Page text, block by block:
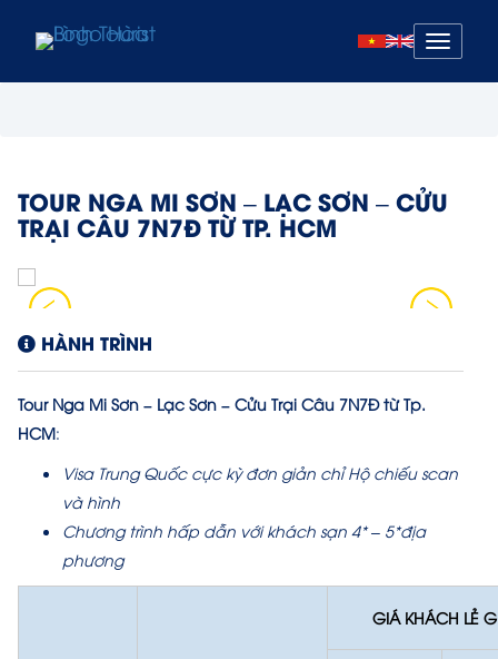
Mở
menu
TOUR NGA MI SƠN – LẠC SƠN – CỬU
TRẠI CÂU 7N7Đ TỪ TP. HCM
HÀNH TRÌNH
Tour Nga Mi Sơn – Lạc Sơn – Cửu Trại Câu 7N7Đ từ Tp.
HCM:
Visa Trung Quốc cực kỳ đơn giản chỉ Hộ chiếu scan
và hình
Chương trình hấp dẫn với khách sạn 4* – 5*địa
phương
GIÁ KHÁCH LẺ